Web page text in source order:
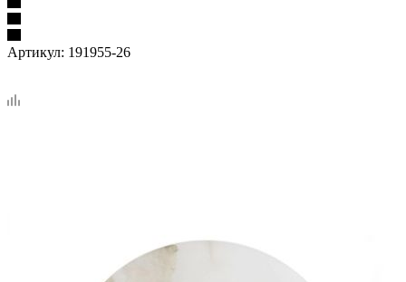
Артикул: 191955-26